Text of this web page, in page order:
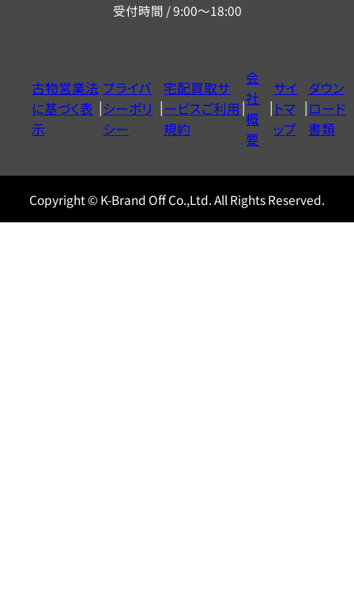
ー
ヤ
ル
0120604117
受付時間 / 9:00～18:00
古物営業法
に基づく表
示
プライバ
シーポリ
シー
宅配買取サ
ービスご利用
規約
会
社
概
要
サイ
トマ
ップ
ダウン
ロード
書類
Copyright © K-Brand Off Co.,Ltd. All Rights Reserved.